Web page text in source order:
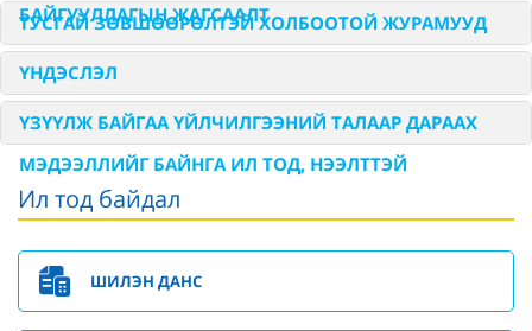
БАЙГУУЛЛАГЫН ЖАГСААЛТ
ТУСГАЙ ЗӨВШӨӨРӨЛТЭЙ ХОЛБООТОЙ ЖУРАМУУД
ҮНДЭСЛЭЛ
ҮЗҮҮЛЖ БАЙГАА ҮЙЛЧИЛГЭЭНИЙ ТАЛААР ДАРААХ
МЭДЭЭЛЛИЙГ БАЙНГА ИЛ ТОД, НЭЭЛТТЭЙ
БАЙРШУУЛЖ БАЙНА.
Ил тод байдал
ШИЛЭН ДАНС